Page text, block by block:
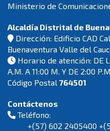
Ministerio de
Alcaldía Distrital de
Dirección: Edificio CAD
Buenaventura Valle del
Horario de atención: DE
A.M. A 11:00 M. Y DE 2:00
Código Postal 764501
Contáctenos
Teléfono:
+(57) 602 2405400